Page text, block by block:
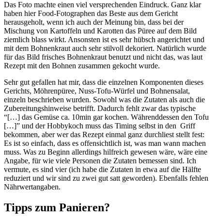
Das Foto machte einen viel versprechenden Eindruck. Ganz klar
haben hier Food-Fotographen das Beste aus dem Gericht
herausgeholt, wenn ich auch der Meinung bin, dass bei der
Mischung von Kartoffeln und Karotten das Püree auf dem Bild
ziemlich blass wirkt. Ansonsten ist es sehr hübsch angerichtet und
mit dem Bohnenkraut auch sehr stilvoll dekoriert. Natürlich wurde
für das Bild frisches Bohnenkraut benutzt und nicht das, was laut
Rezept mit den Bohnen zusammen gekocht wurde.
Sehr gut gefallen hat mir, dass die einzelnen Komponenten dieses
Gerichts, Möhrenpüree, Nuss-Tofu-Würfel und Bohnensalat,
einzeln beschrieben wurden. Sowohl was die Zutaten als auch die
Zubereitungshinweise betrifft. Dadurch fehlt zwar das typische
“[…] das Gemüse ca. 10min gar kochen. Währenddessen den Tofu
[…]” und der Hobbykoch muss das Timing selbst in den Griff
bekommen, aber wer das Rezept einmal ganz durchliest stellt fest:
Es ist so einfach, dass es offensichtlich ist, was man wann machen
muss. Was zu Beginn allerdings hilfreich gewesen wäre, wäre eine
Angabe, für wie viele Personen die Zutaten bemessen sind. Ich
vermute, es sind vier (ich habe die Zutaten in etwa auf die Hälfte
reduziert und wir sind zu zwei gut satt geworden). Ebenfalls fehlen
Nährwertangaben.
Tipps zum Panieren?